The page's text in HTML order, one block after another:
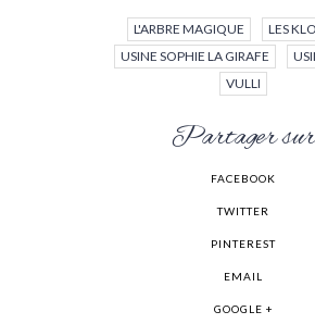
L'ARBRE MAGIQUE
LES
USINE SOPHIE LA GIRAFE
VULLI
Partager sur
FACEBOOK
TWITTER
PINTEREST
EMAIL
GOOGLE +